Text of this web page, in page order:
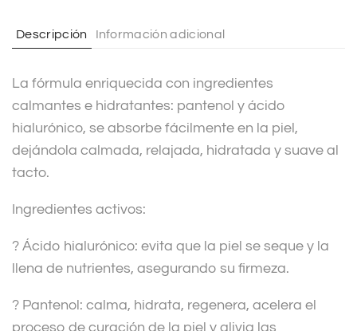
i
e
:
Descripción Información adicional
La fórmula enriquecida con ingredientes
calmantes e hidratantes: pantenol y ácido
hialurónico, se absorbe fácilmente en la piel,
dejándola calmada, relajada, hidratada y suave al
tacto.
Ingredientes activos:
? Ácido hialurónico: evita que la piel se seque y la
llena de nutrientes, asegurando su firmeza.
? Pantenol: calma, hidrata, regenera, acelera el
proceso de curación de la piel y alivia las